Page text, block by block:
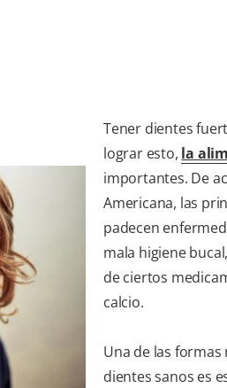
Tener dientes
lograr esto, la
importantes. De
Americana, las
padecen
mala higiene
de ciertos
calcio.
Una de las
dientes sanos es